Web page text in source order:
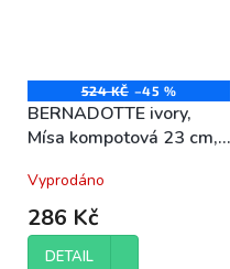
524 KČ –45 %
BERNADOTTE ivory,
Mísa kompotová 23 cm,
Vyprodáno
286 Kč
DETAIL